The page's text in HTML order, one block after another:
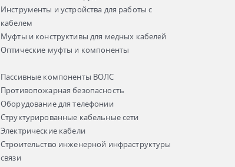
Инструменты и устройства для работы с
кабелем
Муфты и конструктивы для медных кабелей
Оптические муфты и компоненты
Пассивные компоненты ВОЛС
Противопожарная безопасность
Оборудование для телефонии
Структурированные кабельные сети
Электрические кабели
Строительство инженерной инфраструктуры
связи